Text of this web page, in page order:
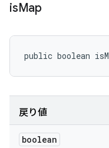
isMap
public boolean
戻り値
boolean